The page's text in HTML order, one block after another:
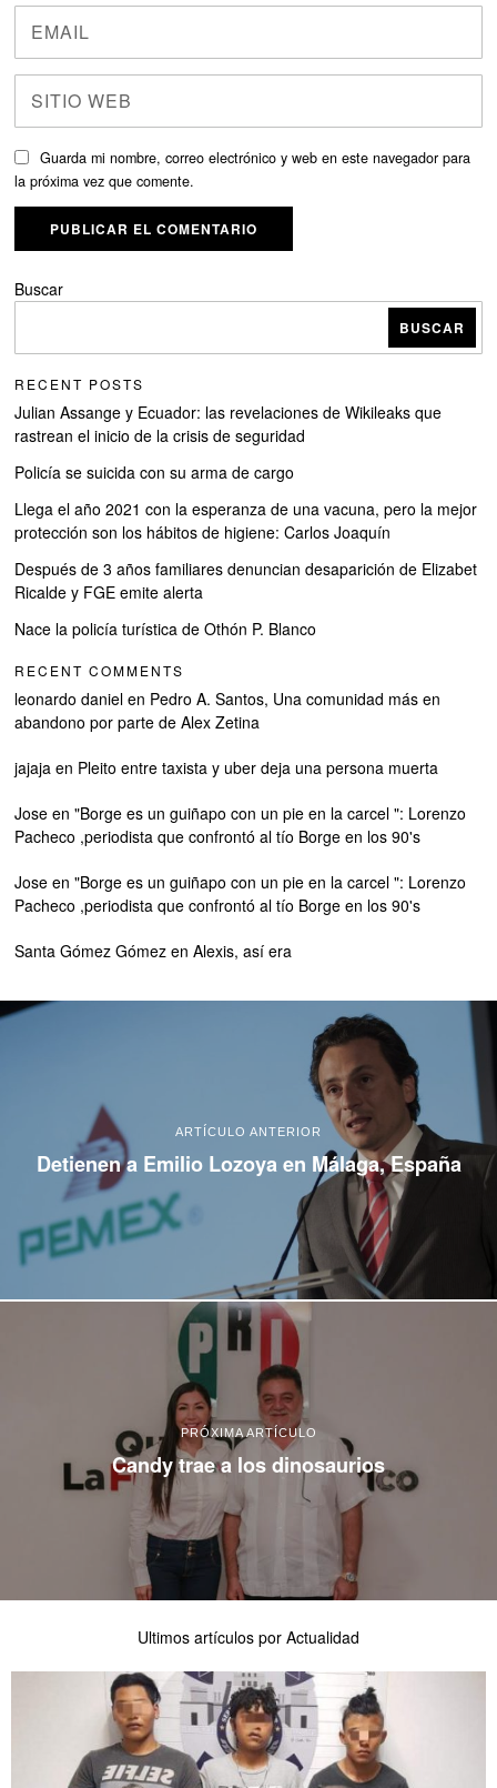
Guarda mi nombre, correo electrónico y web en este navegador para
la próxima vez que comente.
Buscar
BUSCAR
RECENT POSTS
Julian Assange y Ecuador: las revelaciones de Wikileaks que
rastrean el inicio de la crisis de seguridad
Policía se suicida con su arma de cargo
Llega el año 2021 con la esperanza de una vacuna, pero la mejor
protección son los hábitos de higiene: Carlos Joaquín
Después de 3 años familiares denuncian desaparición de Elizabet
Ricalde y FGE emite alerta
Nace la policía turística de Othón P. Blanco
RECENT COMMENTS
leonardo daniel en Pedro A. Santos, Una comunidad más en
abandono por parte de Alex Zetina
jajaja en Pleito entre taxista y uber deja una persona muerta
Jose en"Borge es un guiñapo con un pie en la carcel ": Lorenzo
Pacheco ,periodista que confrontó al tío Borge en los 90's
Jose en"Borge es un guiñapo con un pie en la carcel ": Lorenzo
Pacheco ,periodista que confrontó al tío Borge en los 90's
Santa Gómez Gómez enAlexis, así era
ARTÍCULO ANTERIOR
Detienen a Emilio Lozoya en Málaga, España
PRÓXIMA ARTÍCULO
Candy trae a los dinosaurios
Ultimos artículos por Actualidad